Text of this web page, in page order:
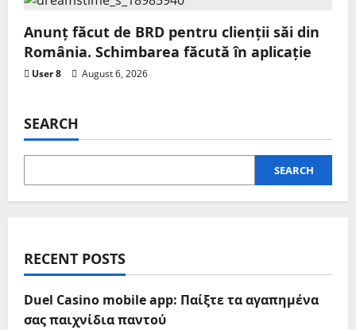
Anunț făcut de BRD pentru clienții săi din
România. Schimbarea făcută în aplicație
User 8 August 6, 2026
SEARCH
SEARCH
RECENT POSTS
Duel Casino mobile app: Παίξτε τα αγαπημένα
σας παιχνίδια παντού